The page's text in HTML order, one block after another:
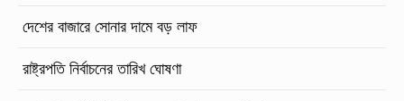
দেশের বাজারে সোনার দামে বড় লাফ
রাষ্ট্রপতি নির্বাচনের তারিখ ঘোষণা